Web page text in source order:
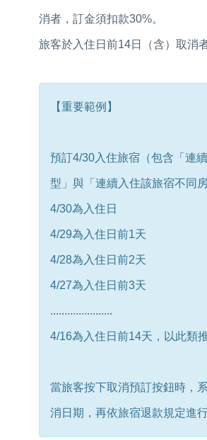
消者，訂金須扣款30%。
旅客於入住日前14日（含）取消
【重要範例】
預訂4/30入住旅宿（包含「連
型」與「連續入住該旅宿不同
4/30為入住日
4/29為入住日前1天
4/28為入住日前2天
4/27為入住日前3天
......................
4/16為入住日前14天，以此類推
當旅客按下取消預訂按鈕時，
消日期，再依旅宿退款規定進行